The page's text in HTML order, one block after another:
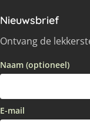
Nieuwsbrief
Ontvang de
Naam (optioneel)
E-mail